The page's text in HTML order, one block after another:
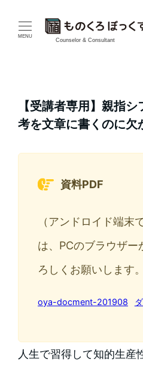
MENU
Counselor & Consultant
【受講者専用】親指
考を文章に書くのに欠
資料PDF
（アンドロイド端末
は、PCのブラウザー
ろしくお願いします。
oya-docment-201908
人生で習得して知的生産